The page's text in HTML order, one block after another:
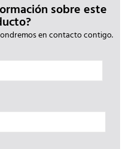
sobre este
en contacto contigo.